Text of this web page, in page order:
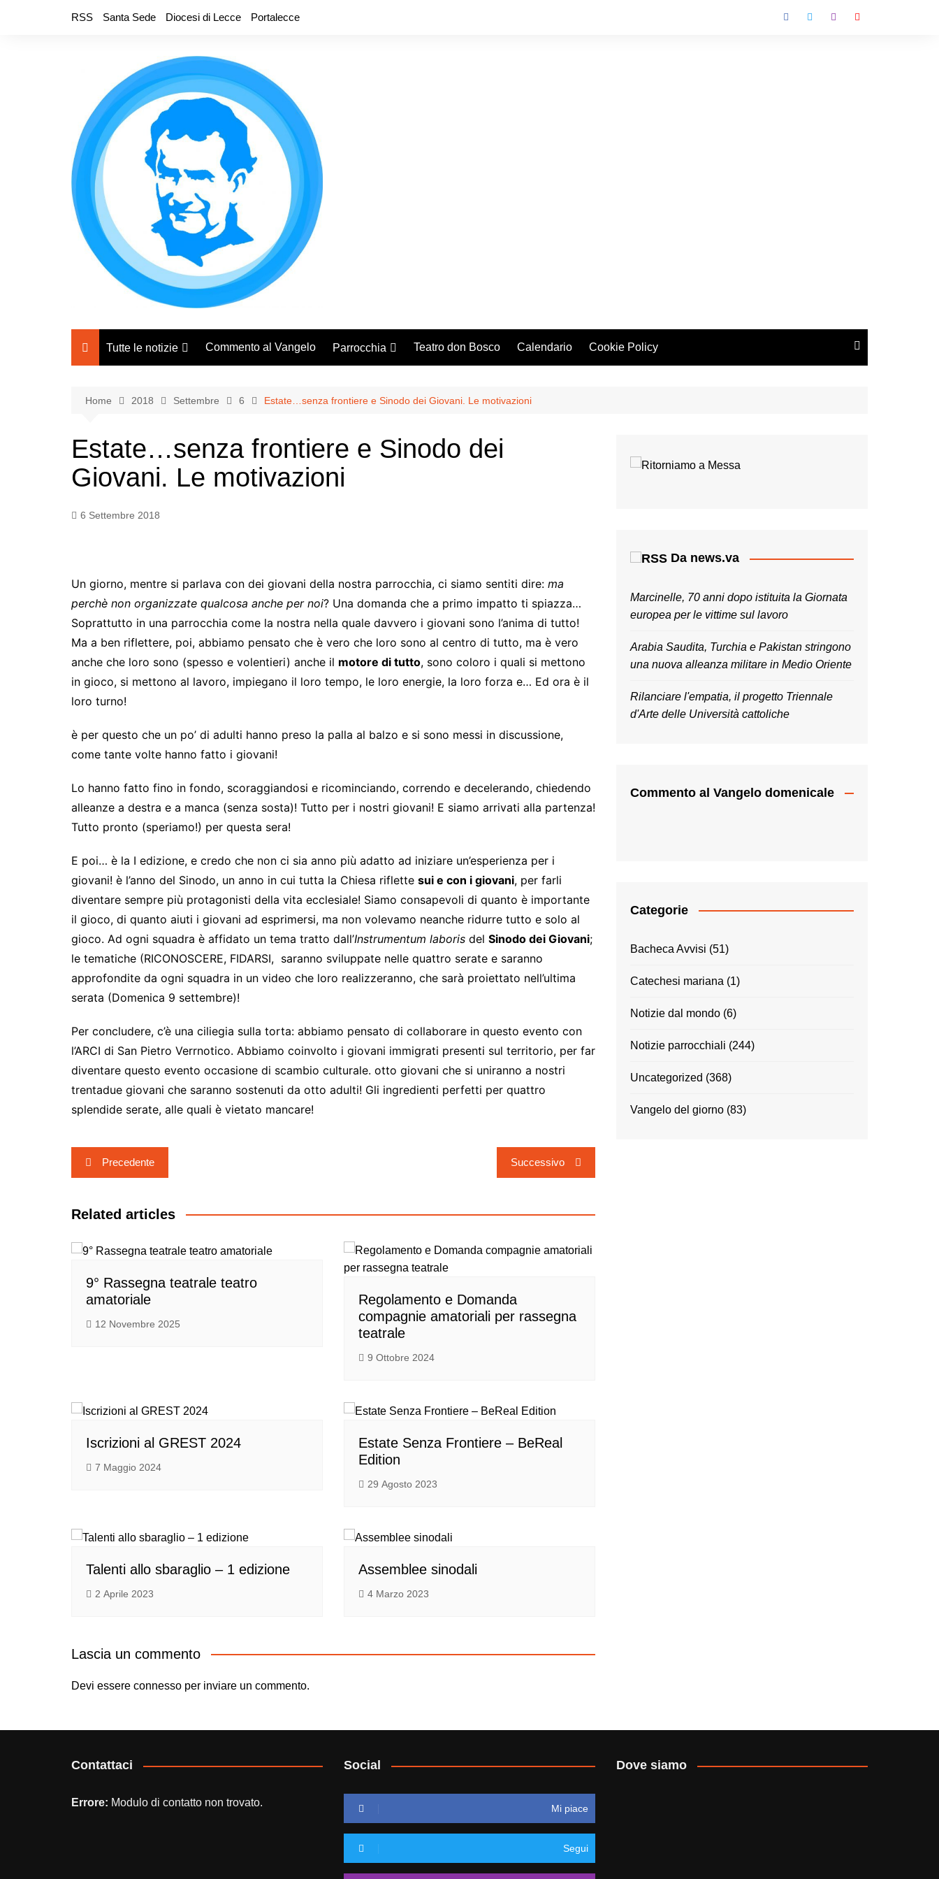
RSS Santa Sede Diocesi di Lecce Portalecce
Tutte le notizie
Bacheca Avvisi
Commento al Vangelo Parrocchia
I sacerdoti
Orario Messe
Teatro don Bosco Calendario Cookie Policy
Home 2018 Settembre 6 Estate…senza frontiere e Sinodo dei Giovani. Le motivazioni
Estate…senza frontiere e Sinodo dei
Giovani. Le motivazioni
6 Settembre 2018
Un giorno, mentre si parlava con dei giovani della nostra parrocchia, ci siamo sentiti dire: ma
perchè non organizzate qualcosa anche per noi? Una domanda che a primo impatto ti spiazza…
Soprattutto in una parrocchia come la nostra nella quale davvero i giovani sono l’anima di tutto!
Ma a ben riflettere, poi, abbiamo pensato che è vero che loro sono al centro di tutto, ma è vero
anche che loro sono (spesso e volentieri) anche il motore di tutto, sono coloro i quali si mettono
in gioco, si mettono al lavoro, impiegano il loro tempo, le loro energie, la loro forza e… Ed ora è il
loro turno!
è per questo che un po’ di adulti hanno preso la palla al balzo e si sono messi in discussione,
come tante volte hanno fatto i giovani!
Lo hanno fatto fino in fondo, scoraggiandosi e ricominciando, correndo e decelerando, chiedendo
alleanze a destra e a manca (senza sosta)! Tutto per i nostri giovani! E siamo arrivati alla partenza!
Tutto pronto (speriamo!) per questa sera!
E poi… è la I edizione, e credo che non ci sia anno più adatto ad iniziare un’esperienza per i
giovani! è l’anno del Sinodo, un anno in cui tutta la Chiesa riflette sui e con i giovani, per farli
diventare sempre più protagonisti della vita ecclesiale! Siamo consapevoli di quanto è importante
il gioco, di quanto aiuti i giovani ad esprimersi, ma non volevamo neanche ridurre tutto e solo al
gioco. Ad ogni squadra è affidato un tema tratto dall’Instrumentum laboris del Sinodo dei Giovani;
le tematiche (RICONOSCERE, FIDARSI, saranno sviluppate nelle quattro serate e saranno
approfondite da ogni squadra in un video che loro realizzeranno, che sarà proiettato nell’ultima
serata (Domenica 9 settembre)!
Per concludere, c’è una ciliegia sulla torta: abbiamo pensato di collaborare in questo evento con
l’ARCI di San Pietro Verrnotico. Abbiamo coinvolto i giovani immigrati presenti sul territorio, per far
diventare questo evento occasione di scambio culturale. otto giovani che si uniranno a nostri
trentadue giovani che saranno sostenuti da otto adulti! Gli ingredienti perfetti per quattro
splendide serate, alle quali è vietato mancare!
Navigazione
articoli
Precedente Successivo
Related articles
9° Rassegna teatrale teatro
amatoriale
12 Novembre 2025
Regolamento e Domanda
compagnie amatoriali per rassegna
teatrale
9 Ottobre 2024
Iscrizioni al GREST 2024
7 Maggio 2024
Estate Senza Frontiere – BeReal
Edition
29 Agosto 2023
Talenti allo sbaraglio – 1 edizione
2 Aprile 2023
Assemblee sinodali
4 Marzo 2023
Lascia un commento
Devi essere connesso per inviare un commento.
Da news.va
Marcinelle, 70 anni dopo istituita la Giornata
europea per le vittime sul lavoro
Arabia Saudita, Turchia e Pakistan stringono
una nuova alleanza militare in Medio Oriente
Rilanciare l'empatia, il progetto Triennale
d'Arte delle Università cattoliche
Commento al Vangelo domenicale
Categorie
Bacheca Avvisi (51)
Catechesi mariana (1)
Notizie dal mondo (6)
Notizie parrocchiali (244)
Uncategorized (368)
Vangelo del giorno (83)
Contattaci
Errore: Modulo di contatto non trovato.
Social
Mi piace
Segui
Dove siamo